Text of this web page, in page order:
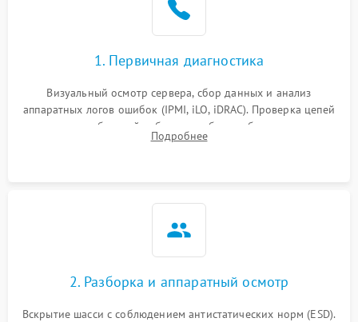
Влага и внешные воздействия
1. Первичная диагностика
Визуальный осмотр сервера, сбор данных и анализ
аппаратных логов ошибок (IPMI, iLO, iDRAC). Проверка цепей
питания и базовой работоспособности без вскрытия
корпуса для быстрой локализации сбоя.
Подробнее
2. Разборка и аппаратный осмотр
Вскрытие шасси с соблюдением антистатических норм (ESD).